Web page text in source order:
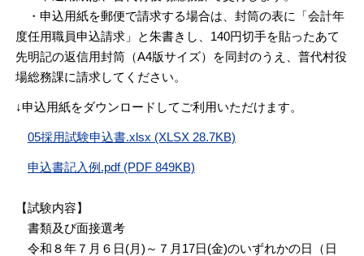
・申込用紙を郵便で請求する場合は、封筒の表に「会計年
度任用職員申込請求」と朱書きし、140円切手を貼ったあて
先明記の返信用封筒（A4版サイズ）を同封のうえ、普代村役
場総務課に請求してください。
↓申込用紙をダウンロードしてご利用いただけます。
05採用試験申込書.xlsx (XLSX 28.7KB)
申込書記入例.pdf (PDF 849KB)
【試験内容】
書類及び面接選考
令和８年７月６日(月)～７月17日(金)のいずれかの日（日